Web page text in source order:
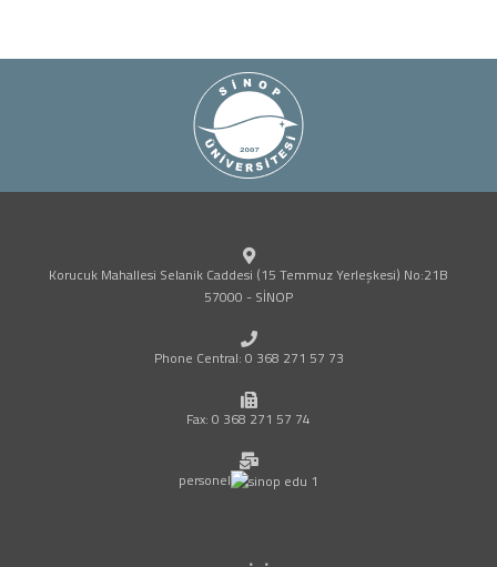
Korucuk Mahallesi Selanik Caddesi (15 Temmuz Yerleşkesi) No:21B
57000 - SİNOP
Phone Central: 0 368 271 57 73
Fax: 0 368 271 57 74
personel